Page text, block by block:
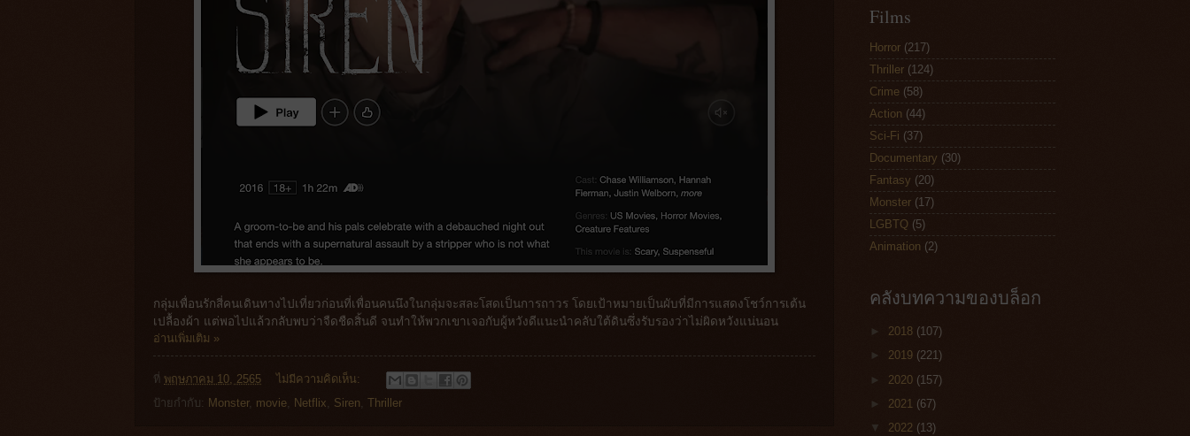
กลุ่มเพื่อนรักสี่คนเดินทางไปเที่ยวก่อนที่เพื่อนคนนึงในกลุ่มจะสละโสดเป็นการถาวร โดยเป้าหมายเป็นผับที่มีการแสดงโชว์การเต้น
เปลื้องผ้า แต่พอไปแล้วกลับพบว่าจืดชืดสิ้นดี จนทำให้พวกเขาเจอกับผู้หวังดีแนะนำคลับใต้ดินซึ่งรับรองว่าไม่ผิดหวังแน่นอน
อ่านเพิ่มเติม »
ที่ พฤษภาคม 10, 2565
ไม่มีความคิดเห็น:
ป้ายกำกับ: Monster, movie Netflix Siren Thriller
Films
Horror (217)
Thriller (124)
Crime (58)
Action (44)
Sci-Fi (37)
Documentary (30)
Fantasy (20)
Monster (17)
LGBTQ (5)
Animation (2)
คลังบทความของบล็อก
► 2018 (107)
► 2019 (221)
► 2020 (157)
► 2021 (67)
▼ 2022 (13)